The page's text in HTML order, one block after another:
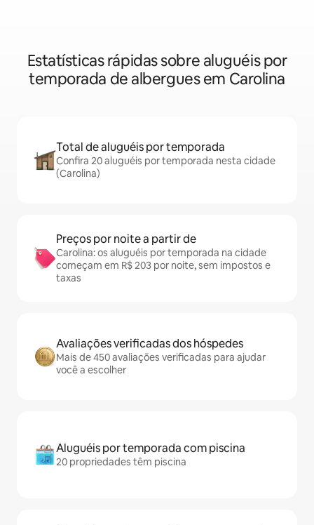
Estatísticas rápidas sobre aluguéis por
temporada de albergues em Carolina
Total de aluguéis por temporada
Confira 20 aluguéis por temporada nesta cidade
(Carolina)
Preços por noite a partir de
Carolina: os aluguéis por temporada na cidade
começam em R$ 203 por noite, sem impostos e
taxas
Avaliações verificadas dos hóspedes
Mais de 450 avaliações verificadas para ajudar
você a escolher
Aluguéis por temporada com piscina
20 propriedades têm piscina